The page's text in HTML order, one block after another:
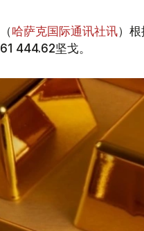
（哈萨克国际通讯社讯）
61 444.62坚戈。